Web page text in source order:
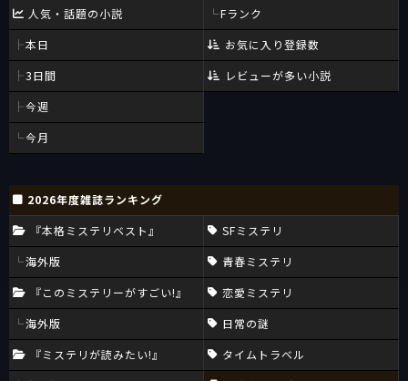
人気・話題の小説
本日
3日間
今週
今月
Fランク
お気に入り登録数
レビューが多い小説
2026年度雑誌ランキング
『本格ミステリベスト』
海外版
『このミステリーがすごい!』
海外版
『ミステリが読みたい!』
SFミステリ
青春ミステリ
恋愛ミステリ
日常の謎
タイムトラベル